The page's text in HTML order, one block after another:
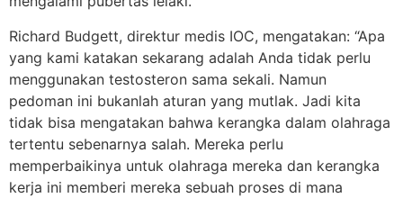
Richard Budgett, direktur medis IOC, mengatakan: “Apa
yang kami katakan sekarang adalah Anda tidak perlu
menggunakan testosteron sama sekali. Namun
pedoman ini bukanlah aturan yang mutlak. Jadi kita
tidak bisa mengatakan bahwa kerangka dalam olahraga
tertentu sebenarnya salah. Mereka perlu
memperbaikinya untuk olahraga mereka dan kerangka
kerja ini memberi mereka sebuah proses di mana